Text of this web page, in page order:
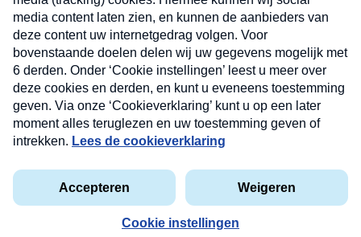
Privacyverklaring
Cookieverklaring
Kwetsbaarheid melden
Copyright © 2026 MAX Vandaag - Omroep MAX
Nieuwsbrief
Neem hier een gratis abonnement op onze
nieuwsbrief. Elke vrijdag- en dinsdagochtend in uw